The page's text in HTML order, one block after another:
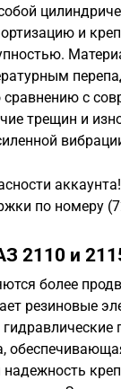
и
сравнению с
трещин и
по номеру
2110 и
более
резиновые